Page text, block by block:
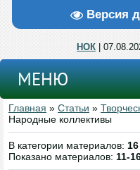
Версия
НОК |
МЕНЮ
Главная » Статьи »
Народные коллективы
В категории материалов: 16
Показано материалов: 11-